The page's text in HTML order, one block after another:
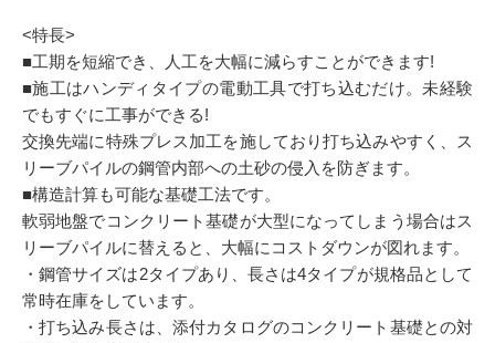
<特長>
■工期を短縮でき、人工を大幅に減らすことができます!
■施工はハンディタイプの電動工具で打ち込むだけ。未経験
でもすぐに工事ができる!
交換先端に特殊プレス加工を施しており打ち込みやすく、ス
リーブパイルの鋼管内部への土砂の侵入を防ぎます。
■構造計算も可能な基礎工法です。
軟弱地盤でコンクリート基礎が大型になってしまう場合はス
リーブパイルに替えると、大幅にコストダウンが図れます。
・鋼管サイズは2タイプあり、長さは4タイプが規格品として
常時在庫をしています。
・打ち込み長さは、添付カタログのコンクリート基礎との対